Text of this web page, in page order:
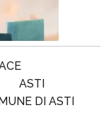
ASTI
DI ASTI